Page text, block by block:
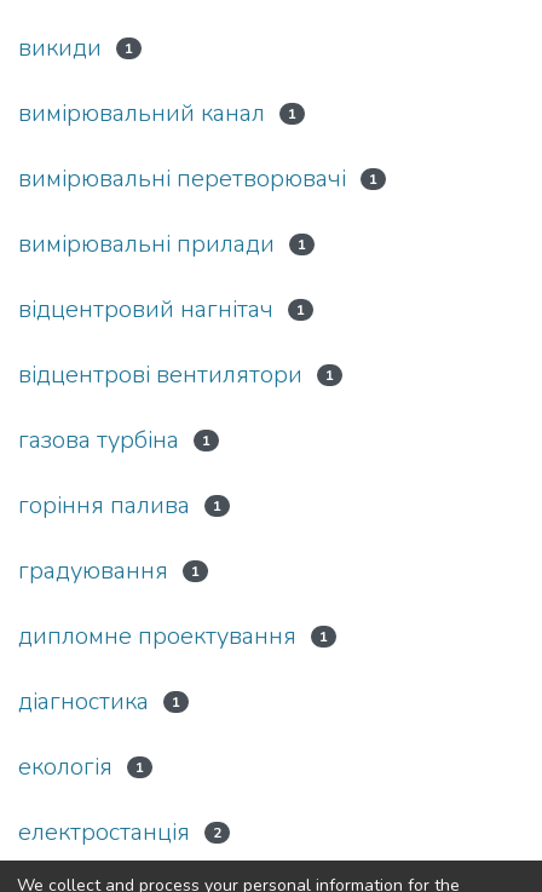
викиди 1
вимірювальний канал 1
вимірювальні перетворювачі 1
вимірювальні прилади 1
відцентровий нагнітач 1
відцентрові вентилятори 1
газова турбіна 1
горіння палива 1
градуювання 1
дипломне проектування 1
діагностика 1
екологія 1
електростанція 2
We collect and process your personal information for the